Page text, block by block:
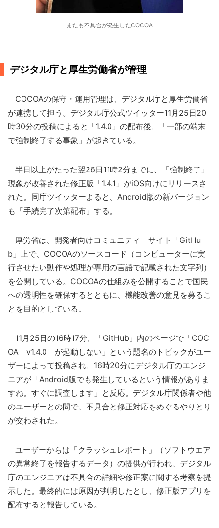
またも不具合が発生したCOCOA
デジタル庁と厚生労働省が管理
COCOAの保守・運用管理は、デジタル庁と厚生労働省
が連携して担う。デジタル庁公式ツイッター11月25日20
時30分の投稿によると「1.4.0」の配布後、「一部の端末
で強制終了する事象」が起きている。
半日以上がたった翌26日11時2分までに、「強制終了」
現象が改善された修正版「1.4.1」がiOS向けにリリースさ
れた。同庁ツイッターよると、Android版の新バージョン
も「手続完了次第配布」する。
厚労省は、開発者向けコミュニティーサイト「GitHu
b」上で、COCOAのソースコード（コンピューターに実
行させたい動作や処理が専用の言語で記載された文字列）
を公開している。COCOAの仕組みを公開することで国民
への透明性を確保するとともに、機能改善の意見を募るこ
とを目的としている。
11月25日の16時17分、「GitHub」内のページで「COC
OA v1.4.0 が起動しない」という題名のトピックがユー
ザーによって投稿され、16時20分にデジタル庁のエンジ
ニアが「Android版でも発生しているという情報がありま
すね。すぐに調査します」と反応。デジタル庁関係者や他
のユーザーとの間で、不具合と修正対応をめぐるやりとり
が交わされた。
ユーザーからは「クラッシュレポート」（ソフトウエア
の異常終了を報告するデータ）の提供が行われ、デジタル
庁のエンジニアは不具合の詳細や修正案に関する考察を提
示した。最終的には原因が判明したとし、修正版アプリを
配布すると報告している。